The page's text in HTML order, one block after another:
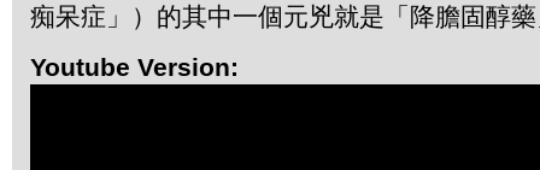
痴呆症」）的其中一個元兇就是「降膽固醇
Youtube Version: